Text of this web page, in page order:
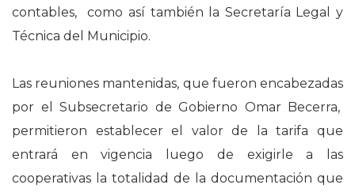
contables, como así también la Secretaría Legal y
Técnica del Municipio.
Las reuniones mantenidas, que fueron encabezadas
por el Subsecretario de Gobierno Omar Becerra,
permitieron establecer el valor de la tarifa que
entrará en vigencia luego de exigirle a las
cooperativas la totalidad de la documentación que